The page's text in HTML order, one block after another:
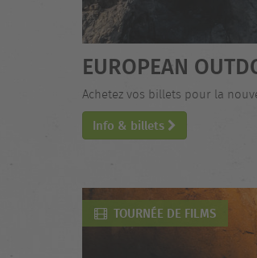
EUROPEAN
Achetez vos billets pour la
Info & billets
TOURNÉE DE FILMS